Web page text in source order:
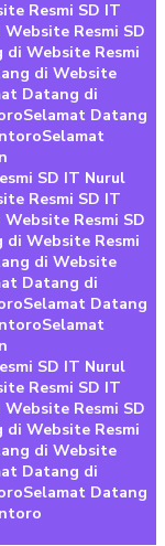
Resmi SD IT
Resmi SD
di Website Resmi
di Website
Datang di
Selamat Datang
Selamat
SD IT Nurul
Resmi SD IT
Resmi SD
di Website Resmi
di Website
Datang di
Selamat Datang
Selamat
SD IT Nurul
Resmi SD IT
Resmi SD
di Website Resmi
di Website
Datang di
Selamat Datang